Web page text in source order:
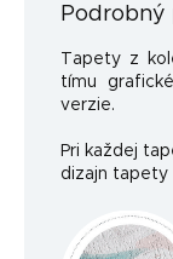
Podrobný
Tapety z
tímu
verzie.
Pri každej
dizajn tapety